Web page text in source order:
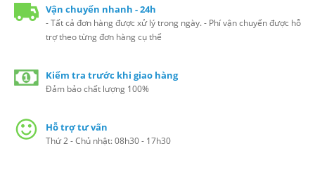
Vận chuyển nhanh - 24h
- Tất cả đơn hàng được xử lý trong ngày. - Phí vận chuyển được hỗ
trợ theo từng đơn hàng cụ thể
Kiểm tra trước khi giao hàng
Đảm bảo chất lượng 100%
Hỗ trợ tư vấn
Thứ 2 - Chủ nhật: 08h30 - 17h30